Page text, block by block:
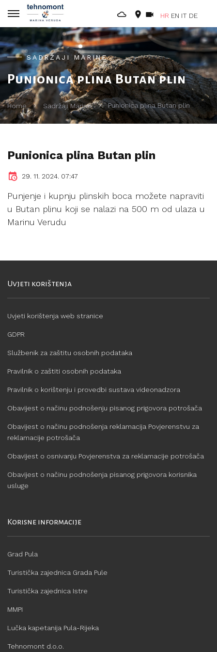
HR EN IT DE
SADRŽAJI MARINE
Punionica plina Butan plin
Home Sadržaji Marine Punionica plina Butan plin
Punionica plina Butan plin
29. 11. 2024. 07:47
Punjenje i kupnju plinskih boca možete napraviti
u Butan plinu koji se nalazi na 500 m od ulaza u
Marinu Verudu
Uvjeti korištenja
Uvjeti korištenja web stranice
GDPR
Službenik za zaštitu osobnih podataka
Pravilnik o zaštiti osobnih podataka
Pravilnik o korištenju i provedbi sustava videonadzora
Obavijest o načinu podnošenju pisanog prigovora potrošača
Obavijest o načinu podnošenja reklamacija Povjerenstvu za
reklamacije potrošača
Obavijest o osnivanju Povjerenstva za reklamacije potrošača
Obavijest o načinu podnošenja pisanog prigovora korisnika
usluge
Korisne informacije
Grad Pula
Turistička zajednica Grada Pule
Turistička zajednica Istre
MMPI
Lučka kapetanija Pula-Rijeka
Tehnomont d.o.o.